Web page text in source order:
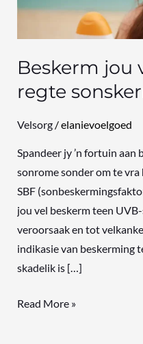
Beskerm jou
regte
Velsorg/elanievoelgoed
Spandeer jy ’n fortuin aan
sonrome sonder om te
SBF
jou vel beskerm teen
veroorsaak en tot
indikasie van beskerming
skadelik is […]
Read More »